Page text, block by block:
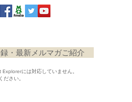
・最新メルマガご紹介
には対応していません。
ださい。